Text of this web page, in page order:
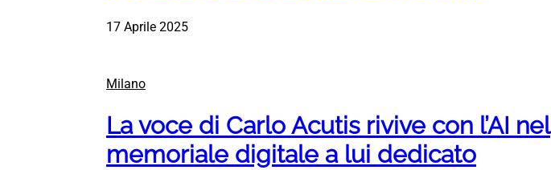
17 Aprile 2025
Milano
La voce di Carlo Acutis rivive con l’AI nel
memoriale digitale a lui dedicato